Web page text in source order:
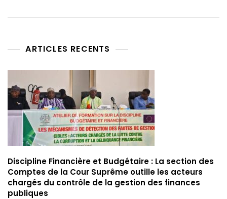
ARTICLES RECENTS
Discipline Financière et Budgétaire : La section des
Comptes de la Cour Suprême outille les acteurs
chargés du contrôle de la gestion des finances
publiques